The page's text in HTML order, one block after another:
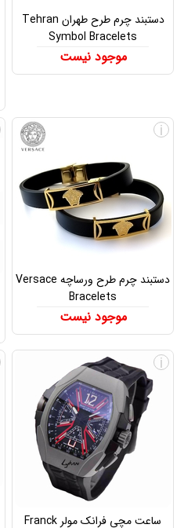
دستبند چرم طرح طهران Tehran
Symbol Bracelets
موجود نیست
دستبند چرم طرح ورساچه Versace
Bracelets
موجود نیست
i
ساعت مچی فرانک مولر Franck
i